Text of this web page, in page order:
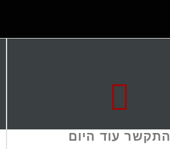
התקשר עוד היום